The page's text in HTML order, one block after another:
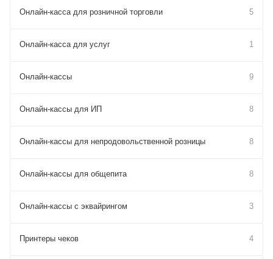
Онлайн-касса для розничной торговли 5
Онлайн-касса для услуг 1
Онлайн-кассы 9
Онлайн-кассы для ИП 8
Онлайн-кассы для непродовольственной розницы 8
Онлайн-кассы для общепита 8
Онлайн-кассы с эквайрингом 3
Принтеры чеков 4